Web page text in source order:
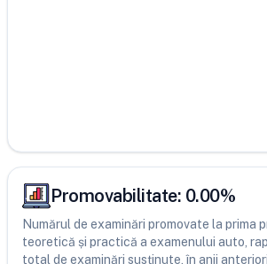
Promovabilitate: 0.00%
Numărul de examinări promovate la prima
teoretică și practică a examenului auto,
total de examinări susținute, în anii